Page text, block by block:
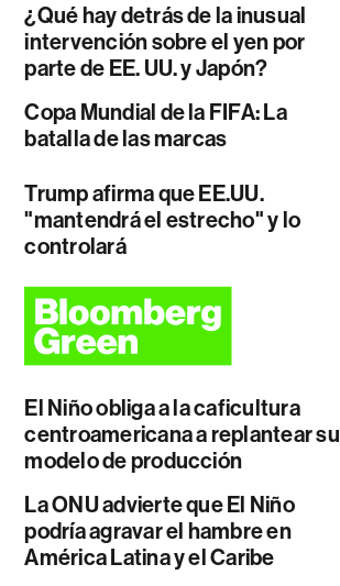
¿Qué hay detrás de la inusual
intervención sobre el yen por
parte de EE. UU. y Japón?
Copa Mundial de la FIFA: La
batalla de las marcas
Trump afirma que EE.UU.
"mantendrá el estrecho" y lo
controlará
El Niño obliga a la caficultura
centroamericana a replantear su
modelo de producción
La ONU advierte que El Niño
podría agravar el hambre en
América Latina y el Caribe